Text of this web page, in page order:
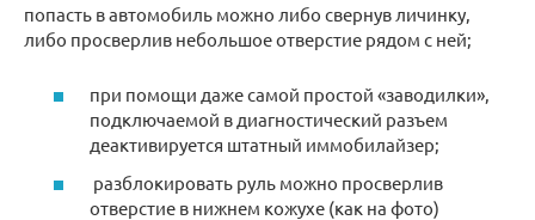
попасть в автомобиль можно либо свернув личинку,
либо просверлив небольшое отверстие рядом с ней;
при помощи даже самой простой «заводилки»,
подключаемой в диагностический разъем
деактивируется штатный иммобилайзер;
разблокировать руль можно просверлив
отверстие в нижнем кожухе (как на фото)